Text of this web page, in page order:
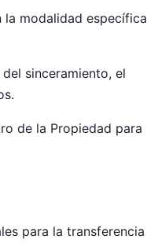
modalidad específica
sinceramiento, el
de la Propiedad para
para la transferencia